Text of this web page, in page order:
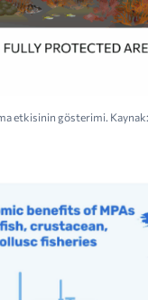
etkisinin gösterimi.